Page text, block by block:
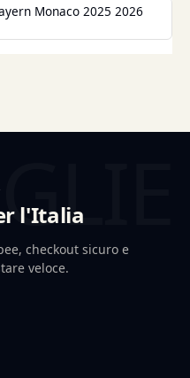
Monaco 2025 2026
l'Italia
checkout sicuro e
veloce.